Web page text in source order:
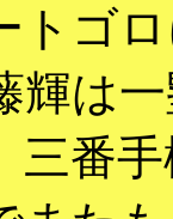
トゴ
輝は
三番